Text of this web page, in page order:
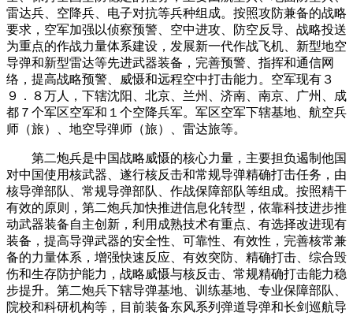
雷达兵、空降兵、电子对抗等兵种组成。按照攻防兼备的战略
要求，空军加强以侦察预警、空中进攻、防空反导、战略投送
为重点的作战力量体系建设，发展新一代作战飞机、新型地空
导弹和新型雷达等先进武器装备，完善预警、指挥和通信网
络，提高战略预警、威慑和远程空中打击能力。空军现有３
９．８万人，下辖沈阳、北京、兰州、济南、南京、广州、成
都７个军区空军和１个空降兵军。军区空军下辖基地、航空兵
师（旅）、地空导弹师（旅）、雷达旅等。
第二炮兵是中国战略威慑的核心力量，主要担负遏制他国
对中国使用核武器、遂行核反击和常规导弹精确打击任务，由
核导弹部队、常规导弹部队、作战保障部队等组成。按照精干
有效的原则，第二炮兵加快推进信息化转型，依靠科技进步推
动武器装备自主创新，利用成熟技术有重点、有选择改进现有
装备，提高导弹武器的安全性、可靠性、有效性，完善核常兼
备的力量体系，增强快速反应、有效突防、精确打击、综合毁
伤和生存防护能力，战略威慑与核反击、常规精确打击能力稳
步提升。第二炮兵下辖导弹基地、训练基地、专业保障部队、
院校和科研机构等，目前装备东风系列弹道导弹和长剑巡航导